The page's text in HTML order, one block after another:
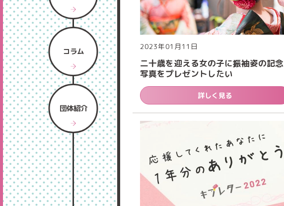
コラム
団体紹介
2023年01月11日
二十歳を迎える女の子に振袖姿の記念
写真をプレゼントしたい
詳しく見る